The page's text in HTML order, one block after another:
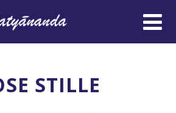
STILLE